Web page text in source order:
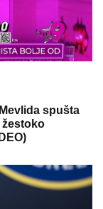
spušta
žestoko